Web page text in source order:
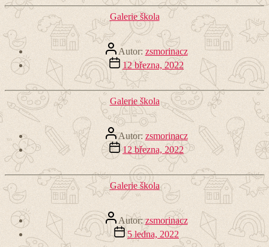
Rubriky
Galerie škola
Autor
příspěvku
Autor: zsmorinacz
Datum
příspěvku
12 března, 2022
Rubriky
Galerie škola
Autor
příspěvku
Autor: zsmorinacz
Datum
příspěvku
12 března, 2022
Rubriky
Galerie škola
Autor
příspěvku
Autor:zsmorinacz
Datum
příspěvku
5 ledna, 2022